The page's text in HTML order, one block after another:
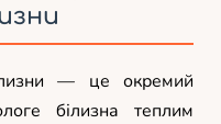
— це окремий
білизна теплим